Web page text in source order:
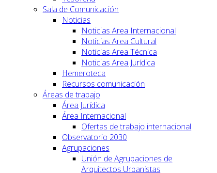
Sala de Comunicación
Noticias
Noticias Area Internacional
Noticias Area Cultural
Noticias Area Técnica
Noticias Area Jurídica
Hemeroteca
Recursos comunicación
Áreas de trabajo
Área Jurídica
Área Internacional
Ofertas de trabajo internacional
Observatorio 2030
Agrupaciones
Unión de Agrupaciones de
Arquitectos Urbanistas